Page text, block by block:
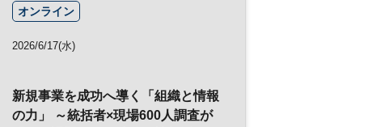
オンライン
2026/6/17(水)
新規事業を成功へ導く「組織と情報
の力」 ～統括者×現場600人調査が